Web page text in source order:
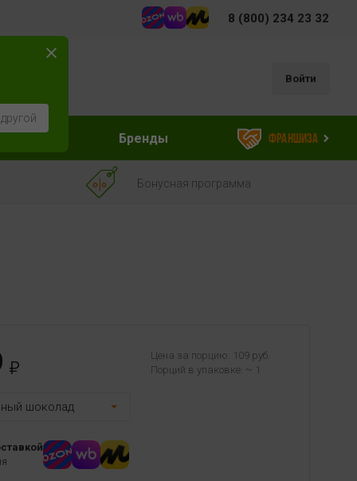
8 (800) 234 23 32
Войти
Бренды Франшиза
Бонусная программа
Цена за порцию: 109 руб.
Порций в упаковке: ~ 1
шоколад